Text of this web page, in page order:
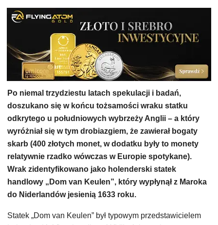
Po niemal trzydziestu latach spekulacji i badań,
doszukano się w końcu tożsamości wraku statku
odkrytego u południowych wybrzeży Anglii – a który
wyróżniał się w tym drobiazgiem, że zawierał bogaty
skarb (400 złotych monet, w dodatku były to monety
relatywnie rzadko wówczas w Europie spotykane).
Wrak zidentyfikowano jako holenderski statek
handlowy „Dom van Keulen”, który wypłynął z Maroka
do Niderlandów jesienią 1633 roku.
Statek „Dom van Keulen” był typowym przedstawicielem